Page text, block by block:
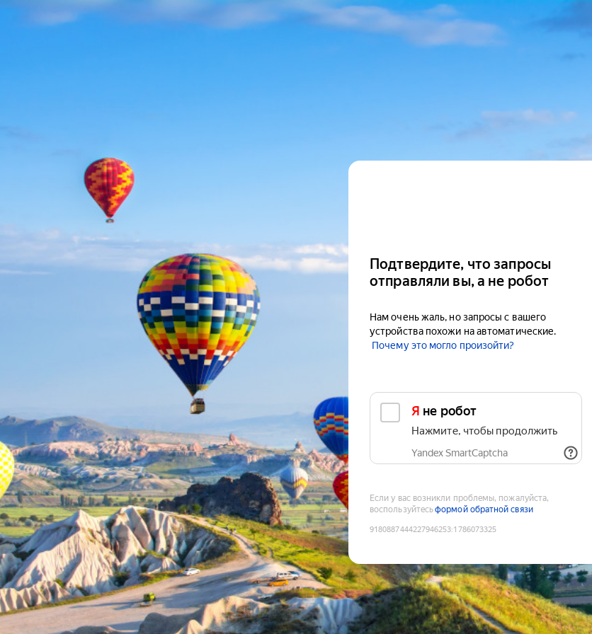
Подтвердите, что запросы
отправляли вы, а не робот
Нам очень жаль, но запросы с вашего
устройства похожи на автоматические.
Почему это могло произойти?
Я не робот
Нажмите, чтобы продолжить
Yandex SmartCaptcha
Если у вас возникли проблемы, пожалуйста,
воспользуйтесьформой обратной связи
9180887444227946253:1786073325